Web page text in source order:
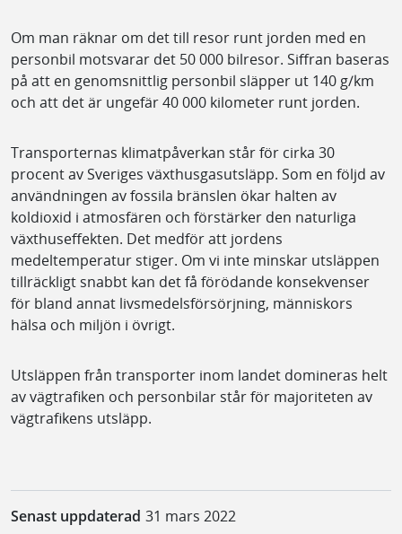
Om man räknar om det till resor runt jorden med en
personbil motsvarar det 50 000 bilresor. Siffran baseras
på att en genomsnittlig personbil släpper ut 140 g/km
och att det är ungefär 40 000 kilometer runt jorden.
Transporternas klimatpåverkan står för cirka 30
procent av Sveriges växthusgasutsläpp. Som en följd av
användningen av fossila bränslen ökar halten av
koldioxid i atmosfären och förstärker den naturliga
växthuseffekten. Det medför att jordens
medeltemperatur stiger. Om vi inte minskar utsläppen
tillräckligt snabbt kan det få förödande konsekvenser
för bland annat livsmedelsförsörjning, människors
hälsa och miljön i övrigt.
Utsläppen från transporter inom landet domineras helt
av vägtrafiken och personbilar står för majoriteten av
vägtrafikens utsläpp.
Senast uppdaterad 31 mars 2022